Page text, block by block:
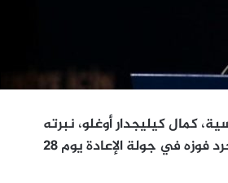
كمال كيليجدار أوغلو، نبرته
بخصوص المهاجرين، الخميس، وتعهد بإعادتهم جميعاً لبلادهم بمجرد فوزه في جولة الإعادة يوم 28